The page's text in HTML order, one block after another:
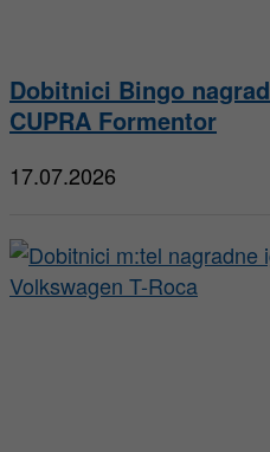
Dobitnici Bingo
CUPRA Formentor
17.07.2026